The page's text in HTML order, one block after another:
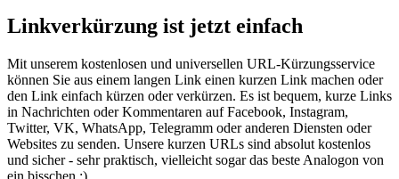
Linkverkürzung ist jetzt einfach
Mit unserem kostenlosen und universellen URL-Kürzungsservice
können Sie aus einem langen Link einen kurzen Link machen oder
den Link einfach kürzen oder verkürzen. Es ist bequem, kurze Links
in Nachrichten oder Kommentaren auf Facebook, Instagram,
Twitter, VK, WhatsApp, Telegramm oder anderen Diensten oder
Websites zu senden. Unsere kurzen URLs sind absolut kostenlos
und sicher - sehr praktisch, vielleicht sogar das beste Analogon von
ein bisschen :)